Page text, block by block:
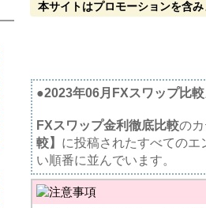
本サイトはプロモーションを含み
●2023年06月FXスワップ比
FXスワップ金利徹底比較の
較】 に投稿されたすべての
い順番に並んでいます。